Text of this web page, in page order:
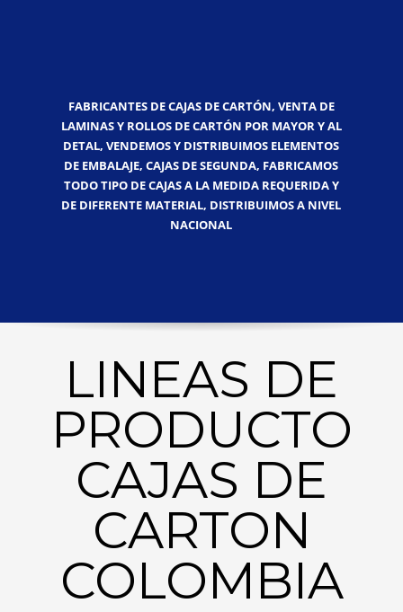
FABRICANTES DE CAJAS DE CARTÓN, VENTA DE
LAMINAS Y ROLLOS DE CARTÓN POR MAYOR Y AL
DETAL, VENDEMOS Y DISTRIBUIMOS ELEMENTOS
DE EMBALAJE, CAJAS DE SEGUNDA, FABRICAMOS
TODO TIPO DE CAJAS A LA MEDIDA REQUERIDA Y
DE DIFERENTE MATERIAL, DISTRIBUIMOS A NIVEL
NACIONAL
LINEAS DE
PRODUCTO
CAJAS DE
CARTON
COLOMBIA